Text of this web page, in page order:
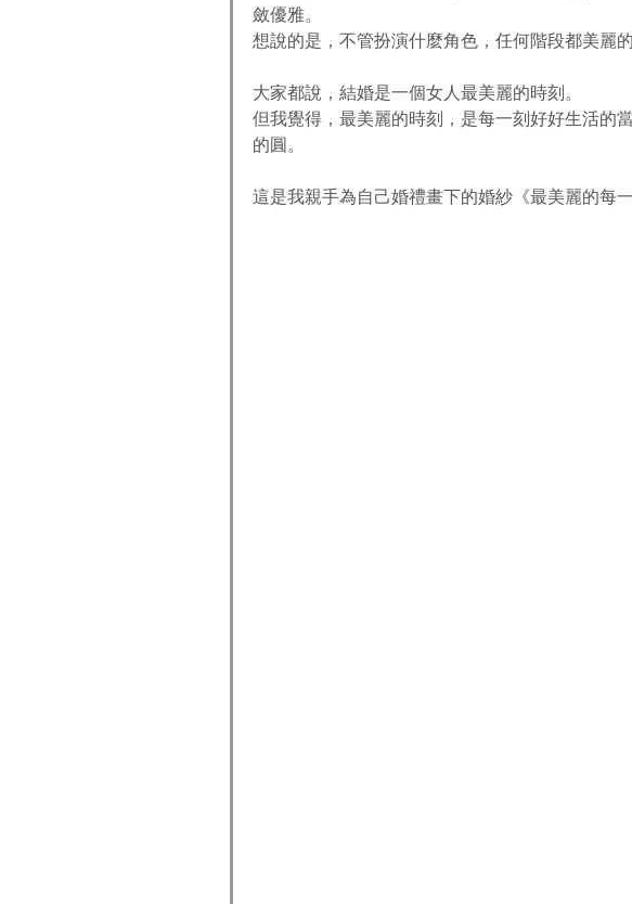
斂優雅。
想說的是，不管扮演什麼角色，任何階段都美麗
大家都說，結婚是一個女人最美麗的時刻。
但我覺得，最美麗的時刻，是每一刻好好生活的
的圓。
這是我親手為自己婚禮畫下的婚紗《最美麗的每一